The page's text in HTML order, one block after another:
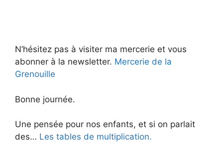
N’hésitez pas à visiter ma mercerie et vous
abonner à la newsletter. Mercerie de la
Grenouille
Bonne journée.
Une pensée pour nos enfants, et si on parlait
des… Les tables de multiplication.